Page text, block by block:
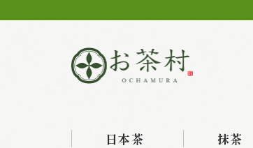
日本茶 抹茶